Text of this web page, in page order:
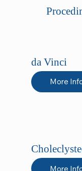
da Vinci
More
More